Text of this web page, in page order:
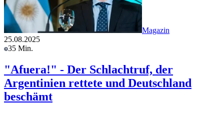
Magazin
25.08.2025
35 Min.
"Afuera!" - Der Schlachtruf, der
Argentinien rettete und Deutschland
beschämt